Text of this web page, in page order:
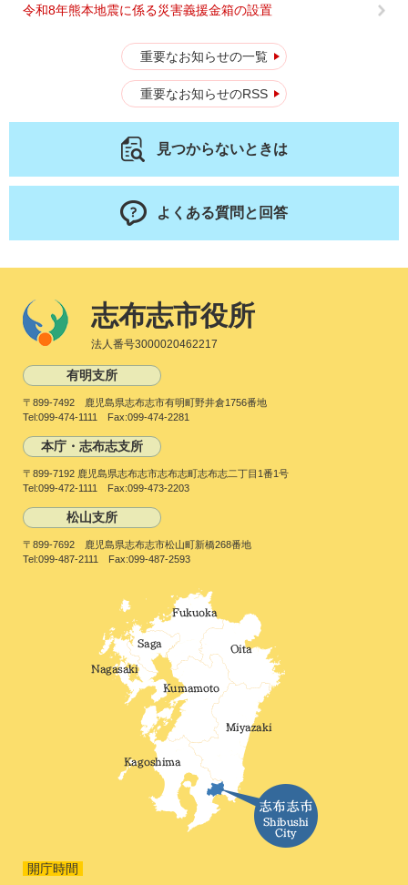
令和8年熊本地震に係る災害義援金箱の設置
重要なお知らせの一覧
重要なお知らせのRSS
見つからないときは
よくある質問と回答
志布志市役所
法人番号3000020462217
有明支所
〒899-7492 鹿児島県志布志市有明町野井倉1756番地
Tel:099-474-1111 Fax:099-474-2281
本庁・志布志支所
〒899-7192 鹿児島県志布志市志布志町志布志二丁目1番1号
Tel:099-472-1111 Fax:099-473-2203
松山支所
〒899-7692 鹿児島県志布志市松山町新橋268番地
Tel:099-487-2111 Fax:099-487-2593
開庁時間